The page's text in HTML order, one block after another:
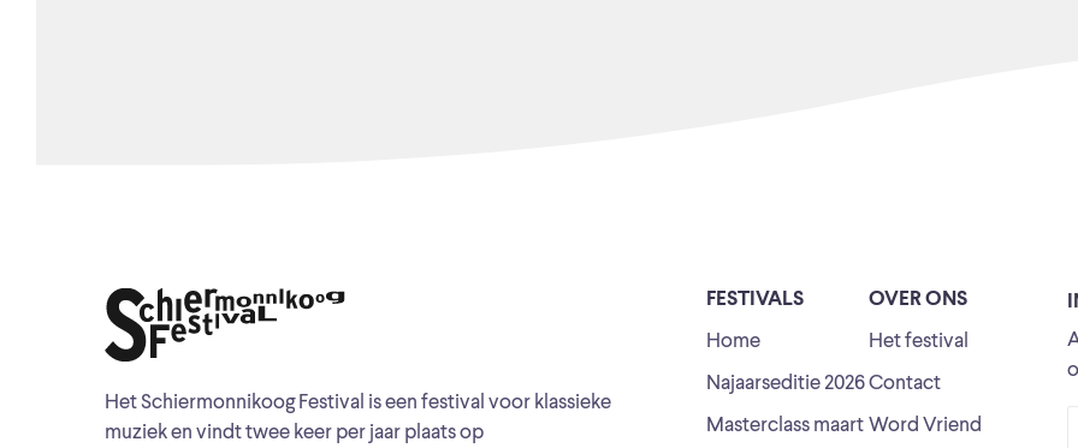
Het Schiermonnikoog Festival is een festival voor klassieke
muziek en vindt twee keer per jaar plaats op
FESTIVALS
Home
Najaarseditie 2026
Masterclass maart
OVER ONS
Het festival
Contact
Word Vriend